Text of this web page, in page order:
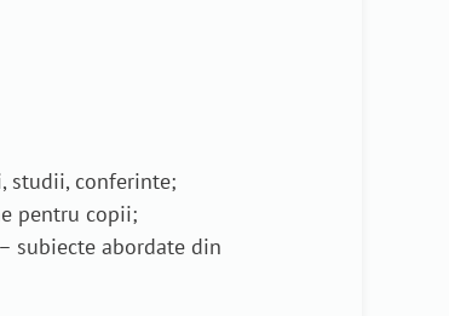
studii, conferinte;
pentru copii;
subiecte abordate din